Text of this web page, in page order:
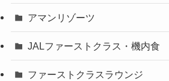
アマンリゾーツ
JALファーストクラス・機内食
ファーストクラスラウンジ